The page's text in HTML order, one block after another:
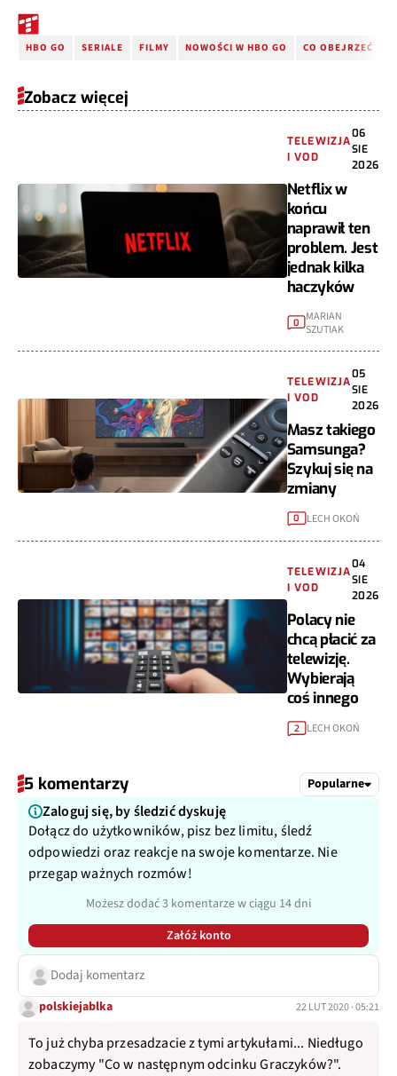
HBO GO SERIALE FILMY NOWOŚCI W HBO GO CO OBEJRZEĆ
Zobacz więcej
TELEWIZJA
I VOD
06
SIE
2026
Netflix w
końcu
naprawił ten
problem. Jest
jednak kilka
haczyków
0
MARIAN
SZUTIAK
TELEWIZJA
I VOD
05
SIE
2026
Masz takiego
Samsunga?
Szykuj się na
zmiany
0 LECH OKOŃ
TELEWIZJA
I VOD
04
SIE
2026
Polacy nie
chcą płacić za
telewizję.
Wybierają
coś innego
2 LECH OKOŃ
5 komentarzy Popularne
Zaloguj się, by śledzić dyskuję
Dołącz do użytkowników, pisz bez limitu, śledź
odpowiedzi oraz reakcje na swoje komentarze. Nie
przegap ważnych rozmów!
Możesz dodać 3 komentarze w ciągu 14 dni
Załóż konto
Dodaj komentarz
polskiejablka 22 LUT 2020 · 05:21
To już chyba przesadzacie z tymi artykułami... Niedługo
zobaczymy "Co w następnym odcinku Graczyków?".